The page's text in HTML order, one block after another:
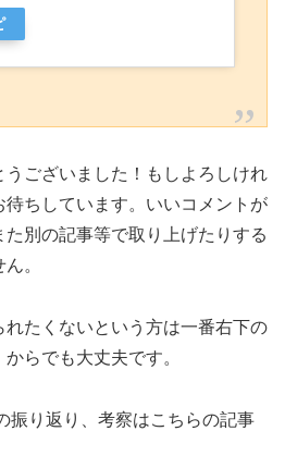
ございました！もしよろしけれ
ちしています。いいコメントが
別の記事等で取り上げたりする
ん。
れたくないという方は一番右下の
からでも大丈夫です。
振り返り、考察はこちらの記事